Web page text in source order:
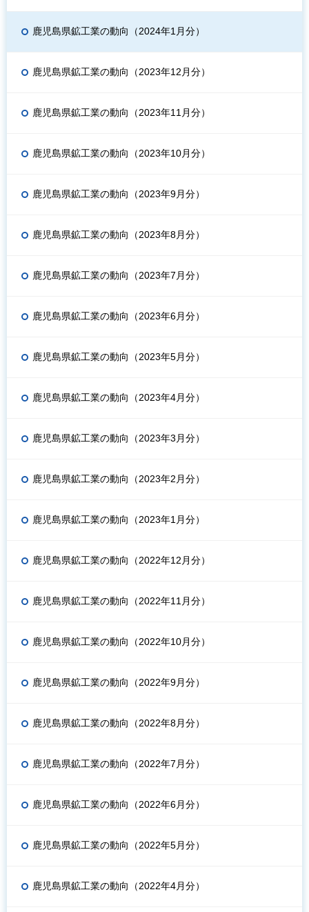
鹿児島県鉱工業の動向（2024年1月分）
鹿児島県鉱工業の動向（2023年12月分）
鹿児島県鉱工業の動向（2023年11月分）
鹿児島県鉱工業の動向（2023年10月分）
鹿児島県鉱工業の動向（2023年9月分）
鹿児島県鉱工業の動向（2023年8月分）
鹿児島県鉱工業の動向（2023年7月分）
鹿児島県鉱工業の動向（2023年6月分）
鹿児島県鉱工業の動向（2023年5月分）
鹿児島県鉱工業の動向（2023年4月分）
鹿児島県鉱工業の動向（2023年3月分）
鹿児島県鉱工業の動向（2023年2月分）
鹿児島県鉱工業の動向（2023年1月分）
鹿児島県鉱工業の動向（2022年12月分）
鹿児島県鉱工業の動向（2022年11月分）
鹿児島県鉱工業の動向（2022年10月分）
鹿児島県鉱工業の動向（2022年9月分）
鹿児島県鉱工業の動向（2022年8月分）
鹿児島県鉱工業の動向（2022年7月分）
鹿児島県鉱工業の動向（2022年6月分）
鹿児島県鉱工業の動向（2022年5月分）
鹿児島県鉱工業の動向（2022年4月分）